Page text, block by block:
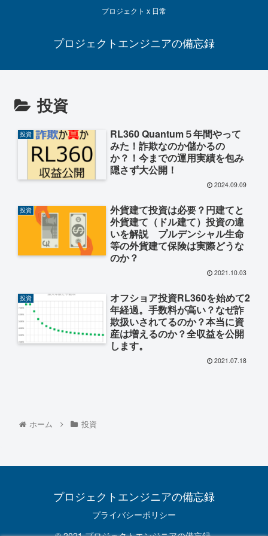
プロジェクト x 日常
プロジェクトエンジニアの備忘録
投資
投資
RL360 Quantum５年間やって
みた！詐欺なのか儲かるの
か？！今までの運用実績を包み
隠さず大公開！
2024.09.09
投資
外貨建て投資は必要？円建てと
外貨建て（ドル建て）投資の違
いを解説 プルデンシャル生命
等の外貨建て保険は実際どうな
のか？
2021.10.03
投資
オフショア投資RL360を始めて2
年経過。手数料が高い？なぜ詐
欺扱いされてるのか？本当に資
産は増えるのか？全収益を公開
します。
2021.07.18
ホーム 投資
プロジェクトエンジニアの備忘録
プライバシーポリシー